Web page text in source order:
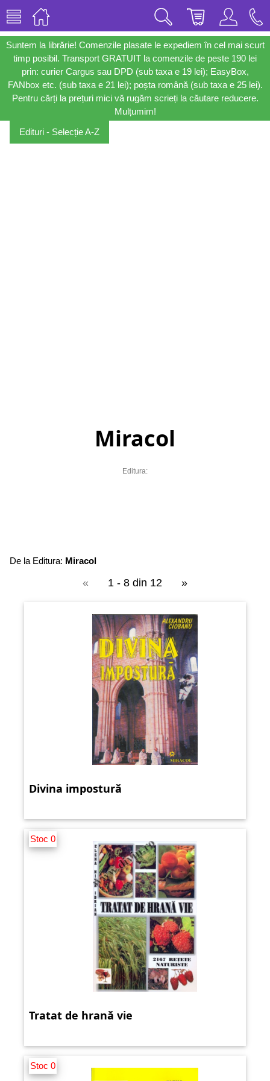
Suntem la librărie! Comenzile plasate le expediem în cel mai scurt
timp posibil. Transport GRATUIT la comenzile de peste 190 lei
prin: curier Cargus sau DPD (sub taxa e 19 lei); EasyBox,
FANbox etc. (sub taxa e 21 lei); poșta română (sub taxa e 25 lei).
Pentru cărți la prețuri mici vă rugăm scrieți la căutare reducere.
Mulțumim!
Edituri - Selecție A-Z
Miracol
Editura:
De la Editura: Miracol
« 1 - 8 din 12 »
Divina impostură
Stoc 0
Tratat de hrană vie
Stoc 0